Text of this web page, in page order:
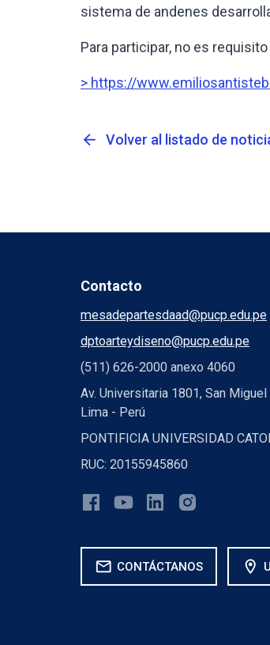
sistema de andenes
Para participar, no es
> https://
arrow_back Volver al listado de
Contacto
mesadepartesdaad@pucp.edu.pe
dptoarteydiseno@pucp.edu.pe
(511) 626-2000 anexo 4060
Av. Universitaria 1801, San
Lima - Perú
PONTIFICIA UNIVERSIDAD
RUC: 20155945860
mail CONTÁCTANOS location_on